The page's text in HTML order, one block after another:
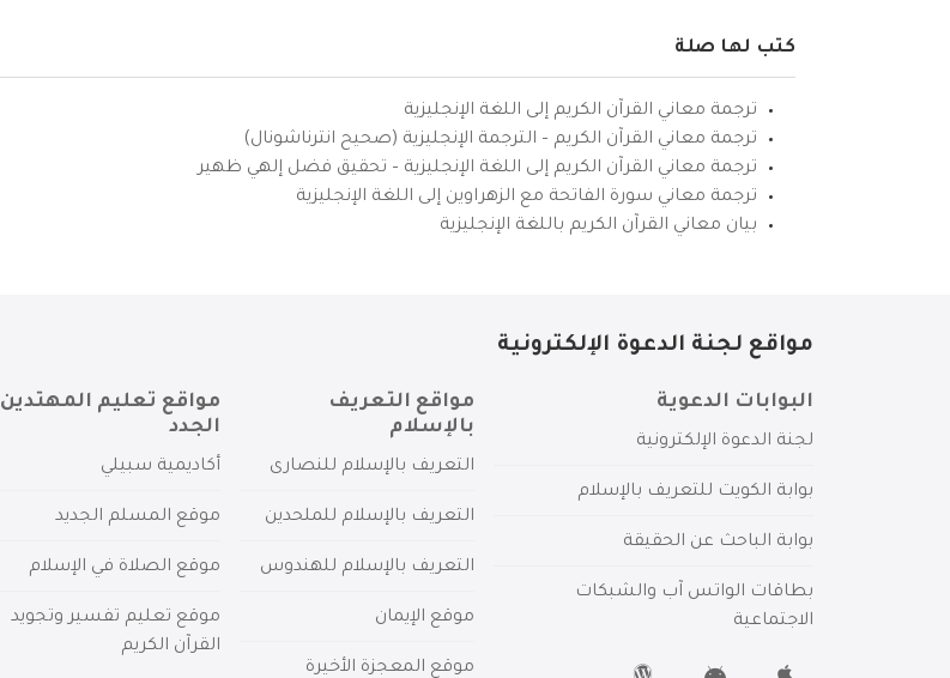
كتب لها صلة
ترجمة معاني القرآن الكريم إلى اللغة الإنجليزية
ترجمة معاني القرآن الكريم – الترجمة الإنجليزية (صحيح انترناشونال)
ترجمة معاني القرآن الكريم إلى اللغة الإنجليزية – تحقيق فضل إلهي ظهير
ترجمة معاني سورة الفاتحة مع الزهراوين إلى اللغة الإنجليزية
بيان معاني القرآن الكريم باللغة الإنجليزية
مواقع لجنة الدعوة الإلكترونية
البوابات الدعوية
لجنة الدعوة الإلكترونية
بوابة الكويت للتعريف بالإسلام
بوابة الباحث عن الحقيقة
بطاقات الواتس آب والشبكات
الاجتماعية
مواقع التعريف
بالإسلام
التعريف بالإسلام للنصارى
التعريف بالإسلام للملحدين
التعريف بالإسلام للهندوس
موقع الإيمان
موقع المعجزة الأخيرة
مواقع تعليم المهتدين
الجدد
أكاديمية سبيلي
موقع المسلم الجديد
موقع الصلاة في الإسلام
موقع تعليم تفسير وتجويد
القرآن الكريم